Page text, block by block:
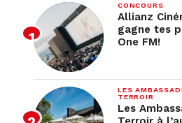
CONCOURS
Allianz
gagne tes
One FM!
LES
TERROIR
Les